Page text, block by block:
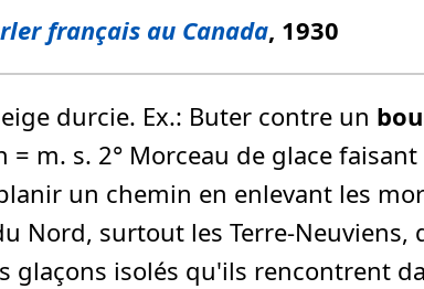
français au Canada, 1930
durcie. Ex.: Buter contre un
m. s. 2° Morceau de glace
un chemin en enlevant les
Nord, surtout les Terre-
glaçons isolés qu'ils rencontrent